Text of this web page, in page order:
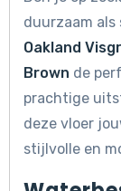
duurzaam als
Oakland
Brown de
prachtige
deze vloer
stijlvolle en